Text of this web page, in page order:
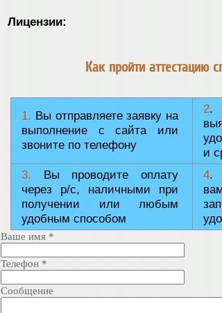
Лицензии:
Как пройти аттестацию
1. Вы отправляете заявку на
выполнение с сайта или
звоните по телефону
2.
и
3. Вы проводите оплату
через р/с, наличными при
получении или любым
удобным способом
4.
Ваше имя *
Телефон *
Сообщение